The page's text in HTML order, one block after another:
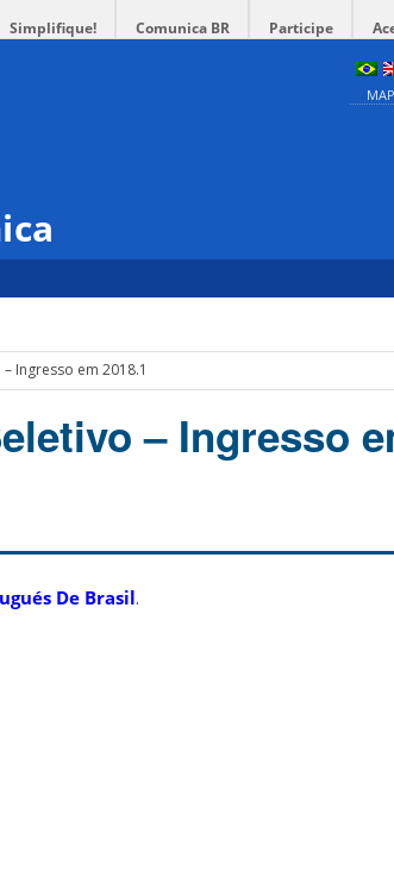
Simplifique! Comunica BR Participe
Ingresso em 2018.1
– Ingresso
De Brasil.